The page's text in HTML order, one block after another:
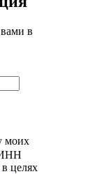
в
моих
целях